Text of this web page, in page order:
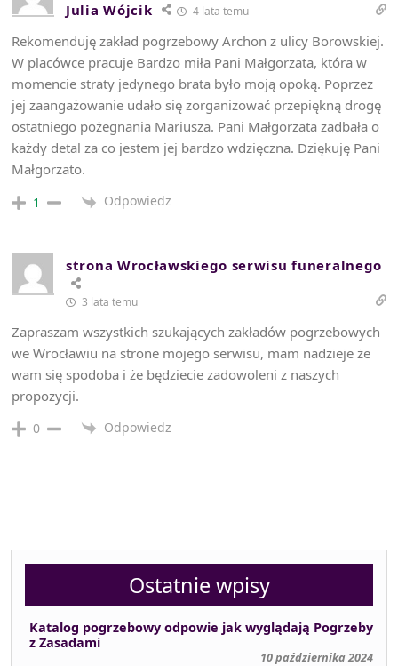
Julia Wójcik 4 lata temu
Rekomenduję zakład pogrzebowy Archon z ulicy Borowskiej.
W placówce pracuje Bardzo miła Pani Małgorzata, która w
momencie straty jedynego brata było moją opoką. Poprzez
jej zaangażowanie udało się zorganizować przepiękną drogę
ostatniego pożegnania Mariusza. Pani Małgorzata zadbała o
każdy detal za co jestem jej bardzo wdzięczna. Dziękuję Pani
Małgorzato.
1 Odpowiedz
strona Wrocławskiego serwisu funeralnego
3 lata temu
Zapraszam wszystkich szukających zakładów pogrzebowych
we Wrocławiu na strone mojego serwisu, mam nadzieje że
wam się spodoba i że będziecie zadowoleni z naszych
propozycji.
0 Odpowiedz
Ostatnie wpisy
Katalog pogrzebowy odpowie jak wyglądają Pogrzeby
z Zasadami
10 października 2024